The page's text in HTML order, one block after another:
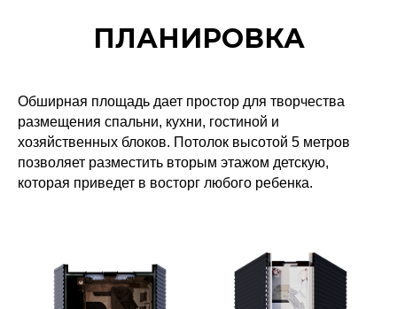
ПЛАНИРОВКА
Обширная площадь дает простор для творчества
размещения спальни, кухни, гостиной и
хозяйственных блоков. Потолок высотой 5 метров
позволяет разместить вторым этажом детскую,
которая приведет в восторг любого ребенка.